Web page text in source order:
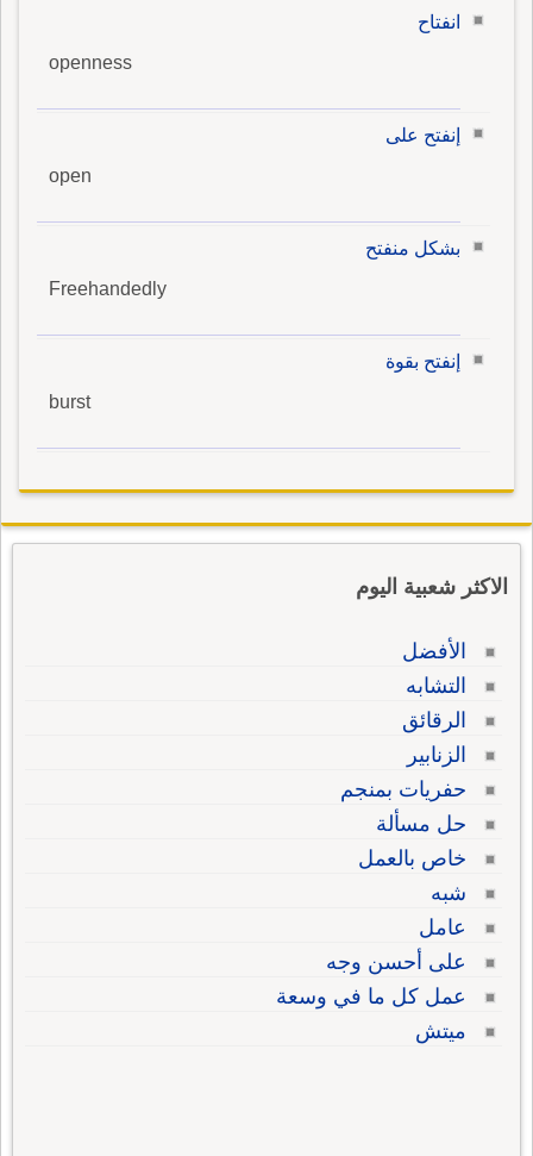
انفتاح
openness
إنفتح على
open
بشكل منفتح
Freehandedly
إنفتح بقوة
burst
الاكثر شعبية اليوم
الأفضل
التشابه
الرقائق
الزنابير
حفريات بمنجم
حل مسألة
خاص بالعمل
شبه
عامل
على أحسن وجه
عمل كل ما في وسعة
ميتش